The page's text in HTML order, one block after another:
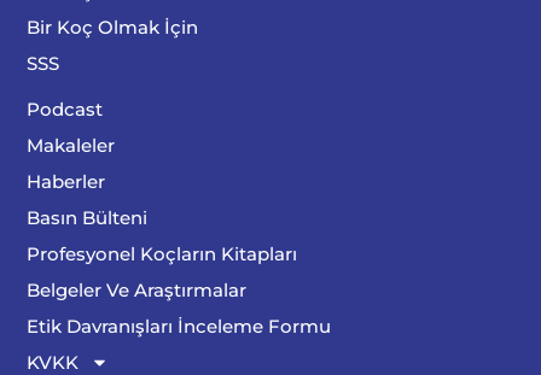
Bir Koç Olmak İçin
SSS
Podcast
Makaleler
Haberler
Basın Bülteni
Profesyonel Koçların Kitapları
Belgeler Ve Araştırmalar
Etik Davranışları İnceleme Formu
KVKK